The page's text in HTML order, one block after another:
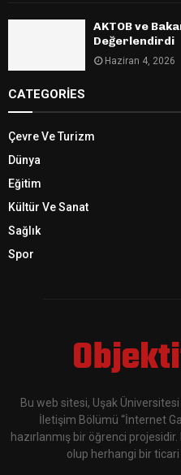
AKTOB ve
Değerlendirdi
Haziran 4, 2026
CATEGORIES
Çevre Ve Turizm
Dünya
Eğitim
Kültür Ve Sanat
Sağlık
Spor
Bu web sitesi, Uşak
İletişim Bölümü “İnternet
hazırlanmış bir öğrenci
olup herhangi bir